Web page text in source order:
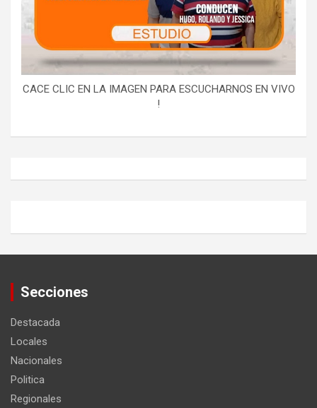
CACE CLIC EN LA IMAGEN PARA ESCUCHARNOS EN VIVO
!
Secciones
Destacada
Locales
Nacionales
Politica
Regionales